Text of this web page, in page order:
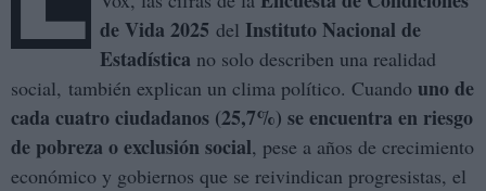
de Vida 2025 del Instituto Nacional de
Estadística no solo describen una realidad
social, también explican un clima político. Cuando uno de
cada cuatro ciudadanos (25,7%) se encuentra en riesgo
de pobreza o exclusión social, pese a años de crecimiento
económico y gobiernos que se reivindican progresistas, el